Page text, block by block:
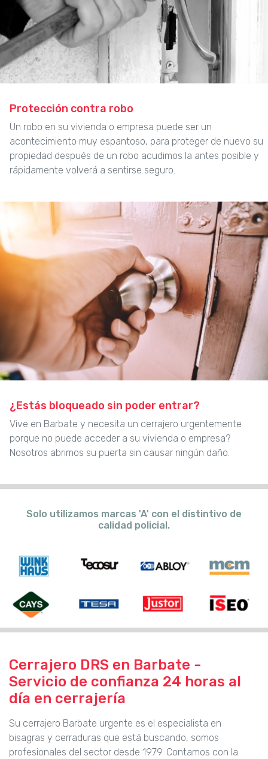
Protección contra robo
Un robo en su vivienda o empresa puede ser un
acontecimiento muy espantoso, para proteger de nuevo su
propiedad después de un robo acudimos la antes posible y
rápidamente volverá a sentirse seguro.
¿Estás bloqueado sin poder entrar?
Vive en Barbate y necesita un cerrajero urgentemente
porque no puede acceder a su vivienda o empresa?
Nosotros abrimos su puerta sin causar ningún daño.
Solo utilizamos marcas 'A' con el distintivo de
calidad policial.
Cerrajero DRS en Barbate -
Servicio de confianza 24 horas al
día en cerrajería
Su cerrajero Barbate urgente es el especialista en
bisagras y cerraduras que está buscando, somos
profesionales del sector desde 1979. Contamos con la